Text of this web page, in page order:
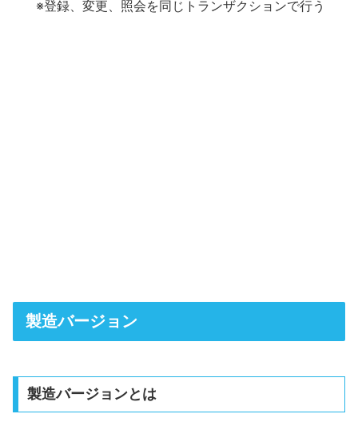
※登録、変更、照会を同じトランザクションで行う
製造バージョン
製造バージョンとは